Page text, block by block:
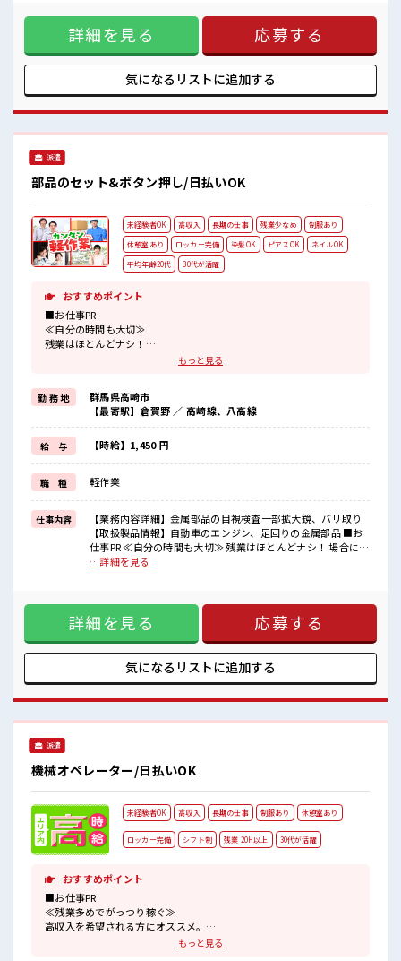
高収入もバッチリ目指せますよ！
う≫ 新しいことにチャレンジするのは不安だけど、 しっかり
働く環境が整っています！ イチからスキルUP・ステップUP
目指していきましょう！ ≪自分に合った期間で働ける≫ 福利
厚生が整った派遣のお仕事です！ ■職場の雰囲気 休憩室で自
分タイム！ のんびりスマホチェック♪ 持ち物が多いあなたに
もぴったり☆ ロッカー付き職場♪ 残業がしっかりあるお仕
詳細を見る 応募する
気になるリストに追加する
派遣
部品のセット&ボタン押し/日払いOK
未経験者OK 高収入 長期の仕事 残業少なめ
制服あり
休憩室あり
ロッカー完備 染髪OK ピアスOK
ネイルOK
平均年齢20代
30代が活躍
おすすめポイント
■お仕事PR
≪自分の時間も大切≫
残業はほとんどナシ！
場合によってはお願いすることもあります♪
派手過ぎなければ髪型や髪色自由♪
(規定有)制服があると毎日の服選びに悩まずOK♪
≪初めての仕事だけど自分にもできそう≫
新しいことにチャレンジするのは不安だけど、
しっかり働く環境が整っています！
イチからスキルUP・ステップUP目指していきましょう！
≪自分に合った期間で働ける≫
福利厚生が整った派遣のお仕事です！
■職場の雰囲気
派手すぎなければ多少のヘアカラーもOKなのはウレシイPoint☆
20代が多数活躍中！
社会人経験が浅くてもOK！
もっと見る
勤 務 地
群馬県高崎市
【最寄駅】倉賀野 ／ 高崎線、八高線
給 与 【時給】1,450 円
職 種 軽作業
仕事内容
【業務内容詳細】金属部品の目視検査一部拡大鏡、バリ取り
【取扱製品情報】自動車のエンジン、足回りの金属部品 ■お
仕事PR ≪自分の時間も大切≫ 残業はほとんどナシ！ 場合によ
ってはお願いすることもあります♪ ≪モチベーションもUP≫
そう≫ 新しいことにチャレンジするのは不安だけど、 しっか
り働く環境が整っています！ イチからスキルUP・ステップ
UP目指していきましょう！ ≪自分に合った期間で働ける≫ 福
利厚生が整った派遣のお仕事です！ ■職場の雰囲気 派手すぎ
なければ多少のヘアカラーもOKなのはウレシイPoint☆ 20代
が多数活躍中！ 社会人経験が浅くてもOK！ ここから経験積
…詳細を見る
詳細を見る 応募する
気になるリストに追加する
派遣
機械オペレーター/日払いOK
未経験者OK 高収入 長期の仕事 制服あり 休憩室あり
ロッカー完備 シフト制 残業 20H以上 30代が活躍
おすすめポイント
■お仕事PR
≪残業多めでがっつり稼ぐ≫
高収入を希望される方にオススメ。
残業は月20時間以上あります♪もっと見る